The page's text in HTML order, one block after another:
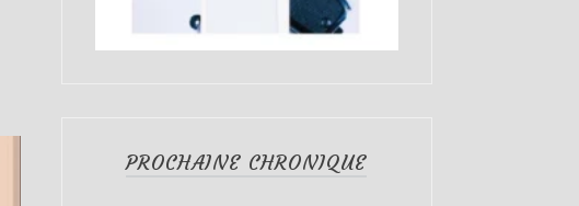
PROCHAINE CHRONIQUE